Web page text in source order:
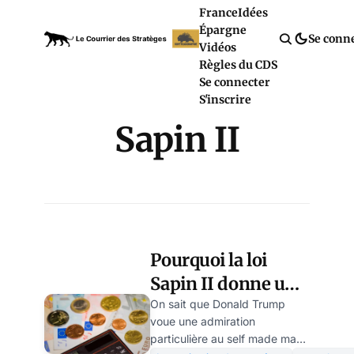
FranceIdées
Épargne
Vidéos
Règles du CDS
Se connecter
S'inscrire
Se
Sapin II
Pourquoi la loi
Sapin II donne une
prime au dollar,
une de plus !
On sait que Donald Trump
voue une admiration
particulière au self made man